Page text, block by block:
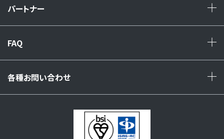
パートナー
FAQ
各種お問い合わせ